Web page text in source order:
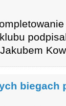
biegach